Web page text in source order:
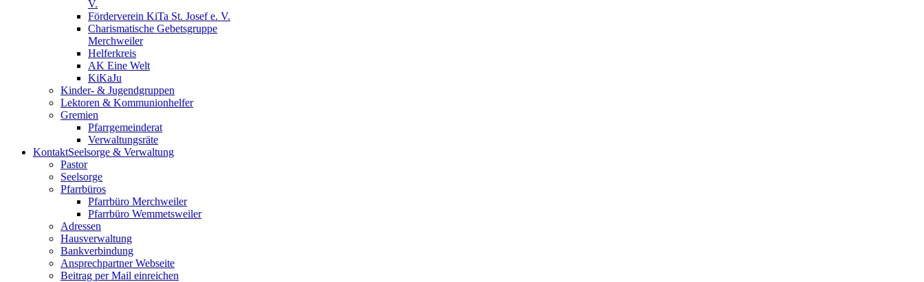
V.
Förderverein KiTa St. Josef e. V.
Charismatische Gebetsgruppe
Merchweiler
Helferkreis
AK Eine Welt
KiKaJu
Kinder- & Jugendgruppen
Lektoren & Kommunionhelfer
Gremien
Pfarrgemeinderat
Verwaltungsräte
KontaktSeelsorge & Verwaltung
Pastor
Seelsorge
Pfarrbüros
Pfarrbüro Merchweiler
Pfarrbüro Wemmetsweiler
Adressen
Hausverwaltung
Bankverbindung
Ansprechpartner Webseite
Beitrag per Mail einreichen